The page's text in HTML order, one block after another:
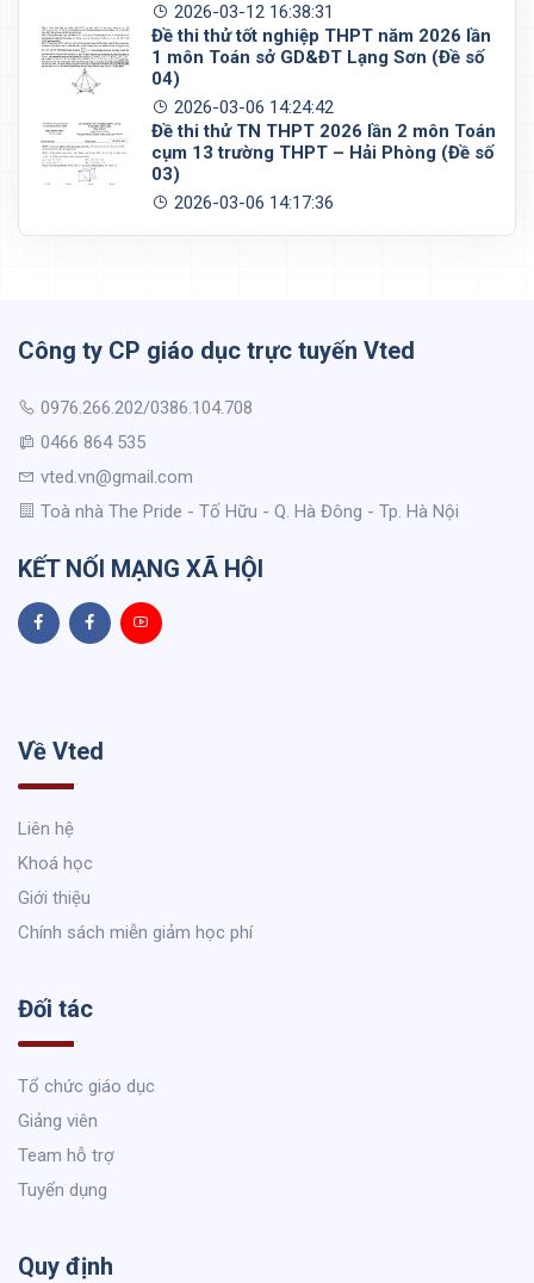
2026-03-12 16:38:31
Đề thi thử tốt nghiệp THPT năm 2026 lần
1 môn Toán sở GD&ĐT Lạng Sơn (Đề số
04)
2026-03-06 14:24:42
Đề thi thử TN THPT 2026 lần 2 môn Toán
cụm 13 trường THPT – Hải Phòng (Đề số
03)
2026-03-06 14:17:36
Công ty CP giáo dục trực tuyến Vted
0976.266.202/0386.104.708
0466 864 535
vted.vn@gmail.com
Toà nhà The Pride - Tố Hữu - Q. Hà Đông - Tp. Hà Nội
KẾT NỐI MẠNG XÃ HỘI
Về Vted
Liên hệ
Khoá học
Giới thiệu
Chính sách miễn giảm học phí
Đối tác
Tổ chức giáo dục
Giảng viên
Team hỗ trợ
Tuyển dụng
Quy định